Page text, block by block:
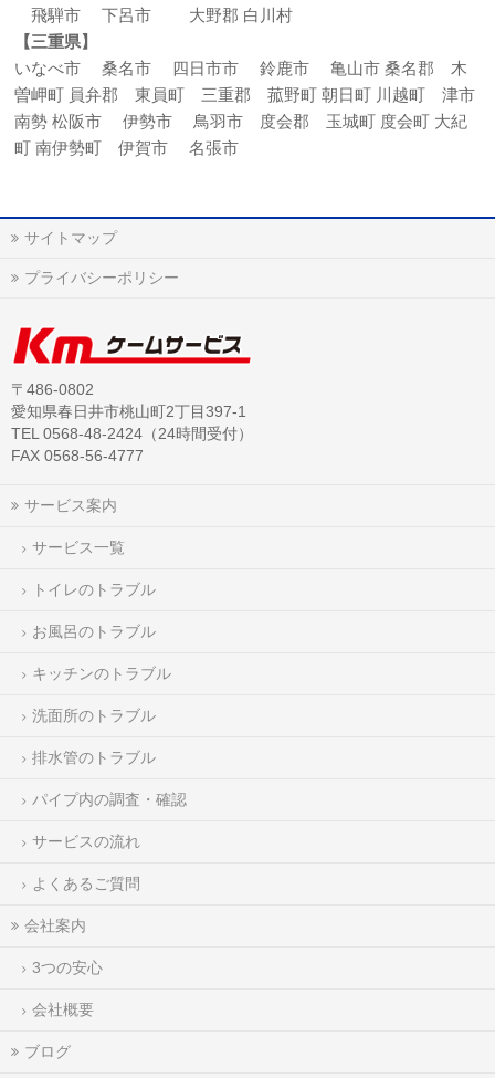
飛騨市 下呂市 大野郡 白川村
【三重県】
いなべ市 桑名市 四日市市 鈴鹿市 亀山市 桑名郡 木
曽岬町 員弁郡 東員町 三重郡 菰野町 朝日町 川越町 津市
南勢 松阪市 伊勢市 鳥羽市 度会郡 玉城町 度会町 大紀
町 南伊勢町 伊賀市 名張市
サイトマップ
プライバシーポリシー
〒486-0802
愛知県春日井市桃山町2丁目397-1
TEL 0568-48-2424（24時間受付）
FAX 0568-56-4777
サービス案内
サービス一覧
トイレのトラブル
お風呂のトラブル
キッチンのトラブル
洗面所のトラブル
排水管のトラブル
パイプ内の調査・確認
サービスの流れ
よくあるご質問
会社案内
3つの安心
会社概要
ブログ